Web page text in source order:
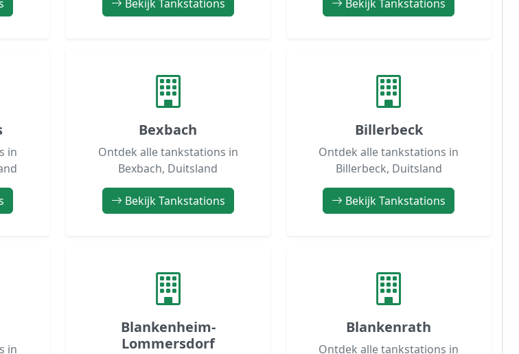
Bekijk Tankstations Bekijk Tankstations
in
Bexbach
Ontdek alle tankstations in
Bexbach, Duitsland
Bekijk Tankstations
Billerbeck
Ontdek alle tankstations in
Billerbeck, Duitsland
Bekijk Tankstations
in
Blankenheim-
Lommersdorf
Blankenrath
Ontdek alle tankstations in